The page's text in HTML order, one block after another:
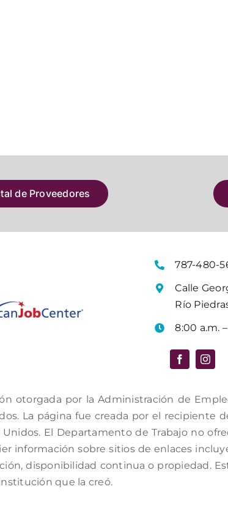
de Proveedores
787-480-
Calle
Río
8:00 a.m.
otorgada por la Administración de
La página fue creada por el recipiente
El Departamento de Trabajo no
información sobre sitios de enlaces
disponibilidad continua o propiedad.
que la creó.